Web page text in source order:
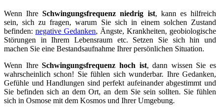
Wenn IhreSchwingungsfrequenz niedrig ist, kann es hilfreich
sein, sich zu fragen, warum Sie sich in einem solchen Zustand
befinden: negative Gedanken, Ängste, Krankheiten, geobiologische
Störungen in Ihrem Lebensraum etc. Setzen Sie sich hin und
machen Sie eine Bestandsaufnahme Ihrer persönlichen Situation.
Wenn IhreSchwingungsfrequenz hoch ist, dann wissen Sie es
wahrscheinlich schon! Sie fühlen sich wunderbar. Ihre Gedanken,
Gefühle und Handlungen sind perfekt aufeinander abgestimmt und
Sie befinden sich an dem Ort, an dem Sie sein sollten. Sie fühlen
sich in Osmose mit dem Kosmos und Ihrer Umgebung.